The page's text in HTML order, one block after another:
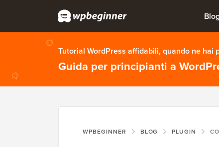
Tutorial WordPress affidabili, quando ne hai
Guida per principianti a
WPBEGINNER BLOG PLUGIN COME